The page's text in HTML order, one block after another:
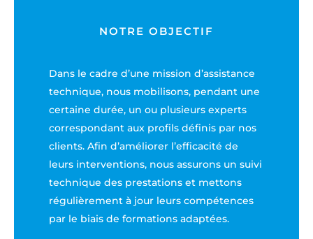
charges
- Engagement de résultats
- Facturation suivant livrables
NOTRE OBJECTIF
Dans le cadre d’une mission d’assistance
technique, nous mobilisons, pendant une
certaine durée, un ou plusieurs experts
correspondant aux profils définis par nos
clients. Afin d’améliorer l’efficacité de
leurs interventions, nous assurons un suivi
technique des prestations et mettons
régulièrement à jour leurs compétences
par le biais de formations adaptées.